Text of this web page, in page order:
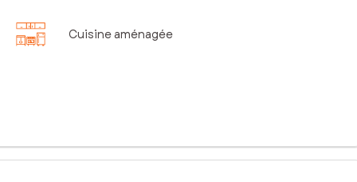
Cuisine aménagée